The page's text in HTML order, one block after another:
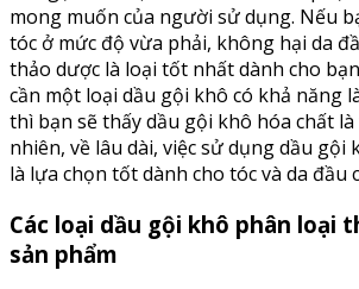
mong muốn của người sử dụng. Nếu
tóc ở mức độ vừa phải, không hại da
thảo dược là loại tốt nhất dành cho
cần một loại dầu gội khô có khả năng
thì bạn sẽ thấy dầu gội khô hóa chất
nhiên, về lâu dài, việc sử dụng dầu gội
là lựa chọn tốt dành cho tóc và da đầu
Các loại dầu gội khô phân loại
sản phẩm